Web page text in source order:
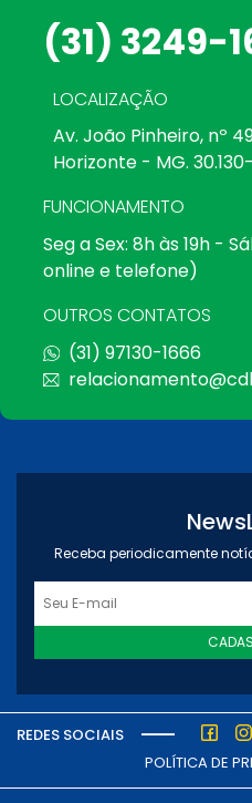
(31) 3249-
LOCALIZAÇÃO
Av. João Pinheiro, nº
Horizonte - MG.
FUNCIONAMENTO
Seg a Sex: 8h às 19h -
online e telefone)
OUTROS CONTATOS
(31) 97130-1666
Receba periodicamente
REDES SOCIAIS
POLÍTICA DE